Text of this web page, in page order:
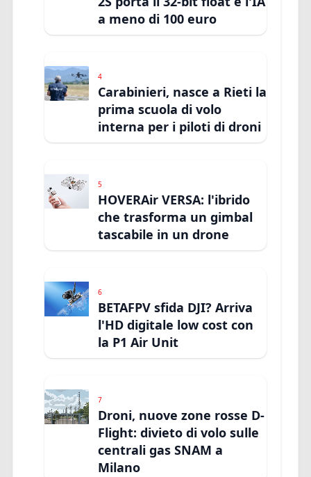
a meno di 100 euro
4
Carabinieri, nasce a Rieti la
prima scuola di volo
interna per i piloti di droni
5
HOVERAir VERSA: l'ibrido
che trasforma un gimbal
tascabile in un drone
6
BETAFPV sfida DJI? Arriva
l'HD digitale low cost con
la P1 Air Unit
7
Droni, nuove zone rosse D-
Flight: divieto di volo sulle
centrali gas SNAM a
Milano